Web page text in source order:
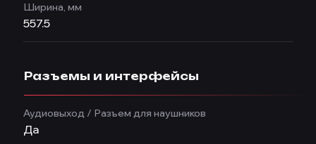
Ширина, мм
557.5
Разъемы и интерфейсы
Аудиовыход / Разъем для наушников
Да